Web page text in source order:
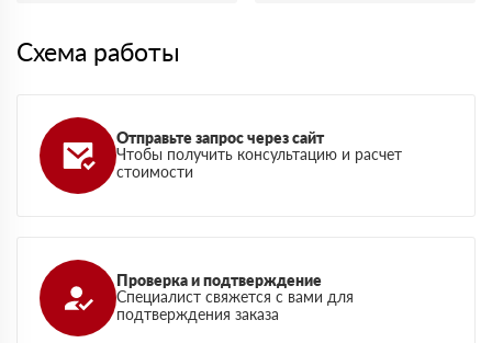
Схема работы
Отправьте запрос через сайт
Чтобы получить консультацию и расчет
стоимости
Проверка и подтверждение
Специалист свяжется с вами для
подтверждения заказа